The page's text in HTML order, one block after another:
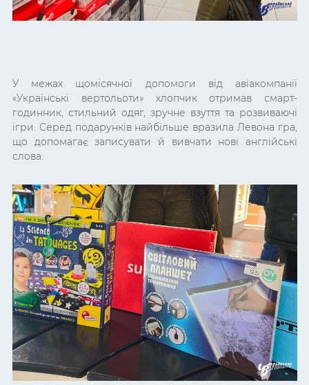
У межах щомісячної допомоги від авіакомпанії
«Українські вертольоти» хлопчик отримав смарт-
годинник, стильний одяг, зручне взуття та розвиваючі
ігри. Серед подарунків найбільше вразила Левона гра,
що допомагає записувати й вивчати нові англійські
слова.